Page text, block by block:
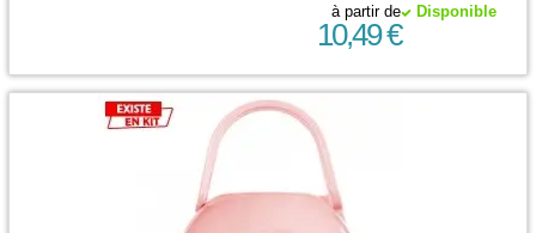
Disponible
à partir de
10,49 €